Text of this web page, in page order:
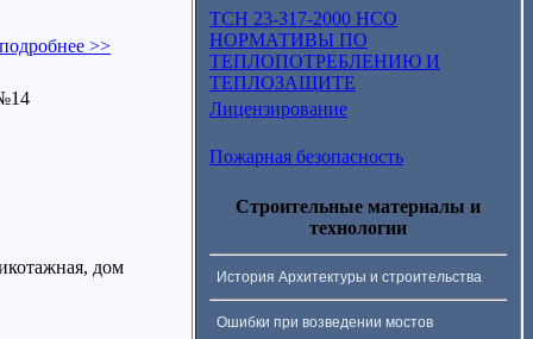
подробнее >>
дом
ТСН 23-317-2000 НСО
НОРМАТИВЫ ПО
ТЕПЛОПОТРЕБЛЕНИЮ И
ТЕПЛОЗАЩИТЕ
Лицензирование
Пожарная безопасность
Строительные материалы и
технологии
История Архитектуры и строительства
Ошибки при возведении мостов